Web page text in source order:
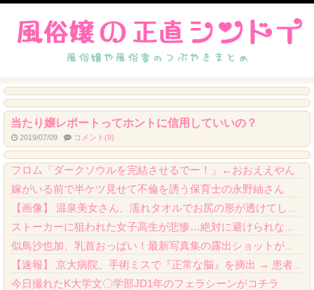
当たり嬢レポートってホントに信用していいの？
2019/07/09 コメント(9)
【ＵＭＡ】 庭に積もった雪から何がが飛び出していた。これは何だ？ → 雪を掘ってみた...
フロム「ダークソウルを完結させるでー！」←おおええやん
嫁がいる前で半ケツ見せて不倫を誘う保育士の永野紬さん
【画像】 温泉美女さん、濡れタオルでお尻の形が透けてしまう
ストーカーに狙われた女子高生が悲惨…絶対に避けられない中出しレ●プGIF画像
似鳥沙也加、乳首おっぱい！最新写真集の露出ショットがエロくてたまらんｗｗｗｗ
【速報】 京大病院、手術ミスで『正常な脳』を摘出 → 患者は自発呼吸不可能な植物状態...
今日撮れたK大学文〇学部JD1年のフェラシーンがコチラ